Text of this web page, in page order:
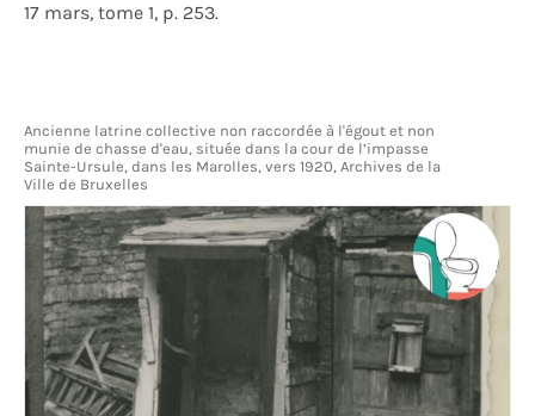
17 mars, tome 1, p. 253.
Ancienne latrine collective non raccordée à l'égout et non
munie de chasse d'eau, située dans la cour de l’impasse
Sainte-Ursule, dans les Marolles, vers 1920, Archives de la
Ville de Bruxelles